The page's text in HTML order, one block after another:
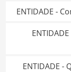
ENTIDADE -
ENTIDADE